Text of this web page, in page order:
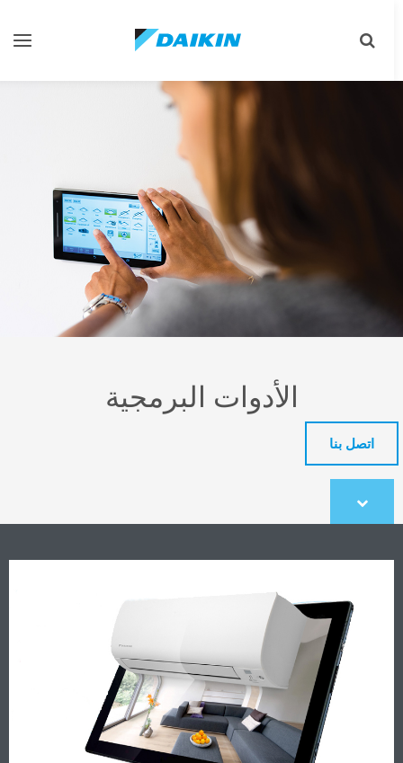
تبديل
تبديل
الأدوات البرمجية
اتصل بنا
Scroll
to